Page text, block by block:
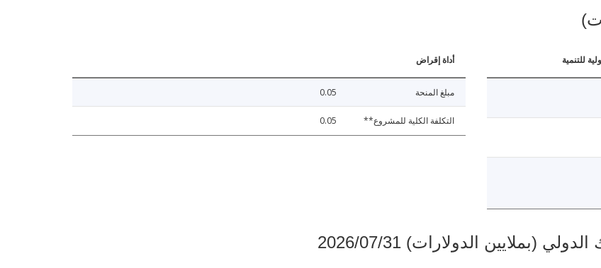
للتنمية أداة إقراض
مبلغ المنحة 0.05
التكلفة الكلية للمشروع** 0.05
الدولارات) 2026/07/31